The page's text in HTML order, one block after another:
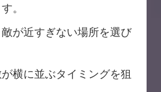
。
が近すぎない場所を選び
横に並ぶタイミングを狙